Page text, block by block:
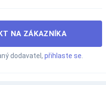
NA ZÁKAZNÍKA
dodavatel, přihlaste se